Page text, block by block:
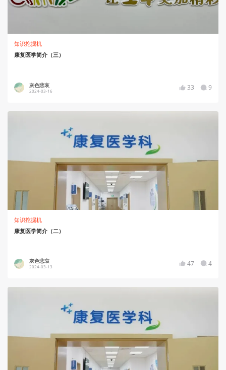
知识挖掘机
康复医学简介（三）
灰色悲哀
2024-03-16 33 9
知识挖掘机
康复医学简介（二）
灰色悲哀
2024-03-13 47 4